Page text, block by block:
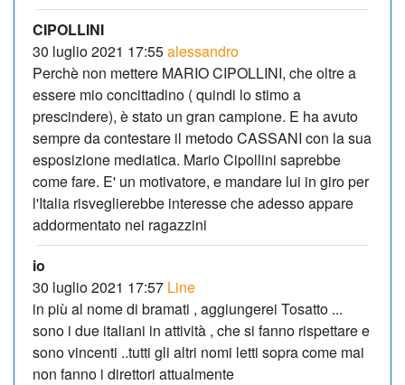
CIPOLLINI
30 luglio 2021 17:55alessandro
Perchè non mettere MARIO CIPOLLINI, che oltre a
essere mio concittadino ( quindi lo stimo a
prescindere), è stato un gran campione. E ha avuto
sempre da contestare il metodo CASSANI con la sua
esposizione mediatica. Mario Cipollini saprebbe
come fare. E' un motivatore, e mandare lui in giro per
l'Italia risveglierebbe interesse che adesso appare
addormentato nei ragazzini
io
30 luglio 2021 17:57 Line
in più al nome di bramati , aggiungerei Tosatto ...
sono i due italiani in attività , che si fanno rispettare e
sono vincenti ..tutti gli altri nomi letti sopra come mai
non fanno i direttori attualmente